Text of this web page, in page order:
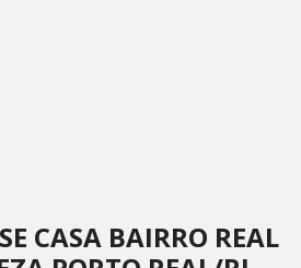
CASA BAIRRO REAL